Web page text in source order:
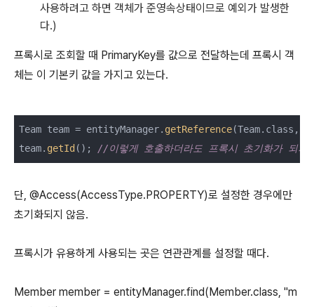
사용하려고 하면 객체가 준영속상태이므로 예외가 발생한
다.)
프록시로 조회할 때 PrimaryKey를 값으로 전달하는데 프록시 객
체는 이 기본키 값을 가지고 있는다.
Team team = entityManager. getReference(Team.class,
team. getId (); //이렇게 호출하더라도 프록시 초기화가 되
단, @Access(AccessType.PROPERTY)로 설정한 경우에만
초기화되지 않음.
프록시가 유용하게 사용되는 곳은 연관관계를 설정할 때다.
Member member = entityManager.find(Member.class, "m